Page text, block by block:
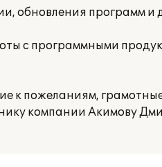
обновления программ и
с программными
к пожеланиям,
компании Акимову